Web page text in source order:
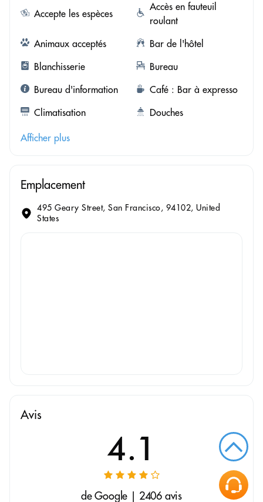
Accepte les espèces
Accès en fauteuil
roulant
Animaux acceptés
Bar de l'hôtel
Blanchisserie
Bureau
Bureau d'information
Café : Bar à expresso
Climatisation
Douches
Afficher plus
Emplacement
495 Geary Street, San Francisco, 94102, United
States
Avis
4.1
de Google | 2406 avis